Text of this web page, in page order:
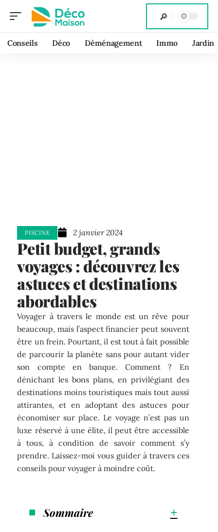
Conseils Déco Déménagement Immo Jardin
PISCINE 2 janvier 2024
Petit budget, grands
voyages : découvrez les
astuces et destinations
abordables
Voyager à travers le monde est un rêve pour
beaucoup, mais l’aspect financier peut souvent
être un frein. Pourtant, il est tout à fait possible
de parcourir la planète sans pour autant vider
son compte en banque. Comment ? En
dénichant les bons plans, en privilégiant des
destinations moins touristiques mais tout aussi
attirantes, et en adoptant des astuces pour
économiser sur place. Le voyage n’est pas un
luxe réservé à une élite, il peut être accessible
à tous, à condition de savoir comment s’y
prendre. Laissez-moi vous guider à travers ces
conseils pour voyager à moindre coût.
Sommaire